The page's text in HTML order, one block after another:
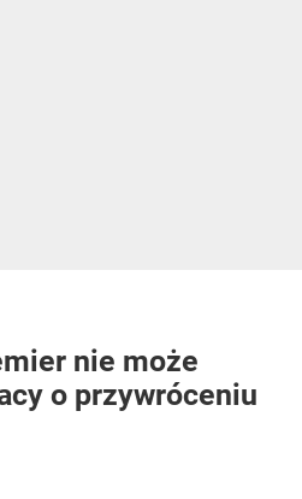
nie może
o przywróceniu